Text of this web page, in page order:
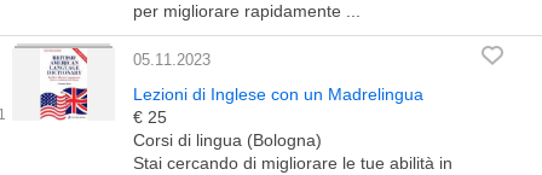
per migliorare rapidamente ...
05.11.2023
Lezioni di Inglese con un Madrelingua
€ 25
Corsi di lingua (Bologna)
Stai cercando di migliorare le tue abilità in